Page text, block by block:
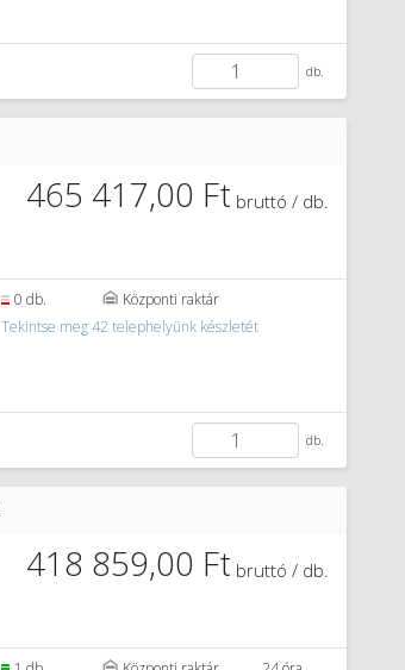
db.
465 417,00 Ft bruttó / db.
0 db.
Központi raktár
Tekintse meg 42 telephelyünk készletét
db.
418 859,00 Ft bruttó / db.